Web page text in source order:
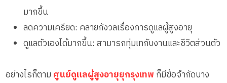
มากขึ้น
ลดความเครียด: คลายกังวลเรื่องการดูแลผู้สูงอายุ
ดูแลตัวเองได้มากขึ้น: สามารถทุ่มเทกับงานและชีวิตส่วนตัว
อย่างไรก็ตาม ศูนย์ดูแลผู้สูงอายุยุกรุงเทพ ก็มีข้อจำกัดบาง